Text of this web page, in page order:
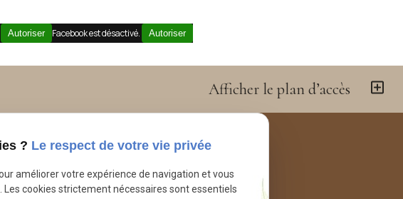
Autoriser Facebook est désactivé. Autoriser
Afficher le plan d’accès
? Le respect de votre vie privée
améliorer votre expérience de navigation et vous
cookies strictement nécessaires sont essentiels